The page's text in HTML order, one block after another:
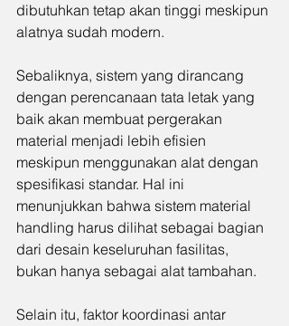
dibutuhkan tetap akan tinggi meskipun
alatnya sudah modern.
Sebaliknya, sistem yang dirancang
dengan perencanaan tata letak yang
baik akan membuat pergerakan
material menjadi lebih efisien
meskipun menggunakan alat dengan
spesifikasi standar. Hal ini
menunjukkan bahwa sistem material
handling harus dilihat sebagai bagian
dari desain keseluruhan fasilitas,
bukan hanya sebagai alat tambahan.
Selain itu, faktor koordinasi antar